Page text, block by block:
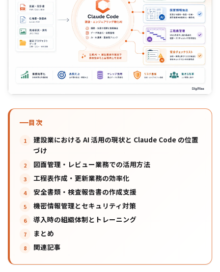
目次
建設業における AI 活用の現状と Claude Code の位置
づけ
図面管理・レビュー業務での活用方法
工程表作成・更新業務の効率化
安全書類・検査報告書の作成支援
機密情報管理とセキュリティ対策
導入時の組織体制とトレーニング
まとめ
関連記事